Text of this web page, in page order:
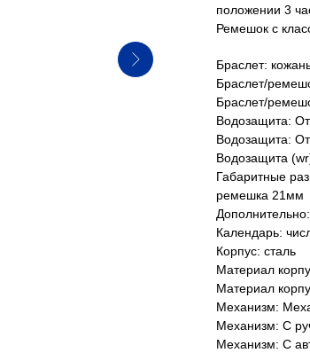
положении 3
Ремешок с
Браслет:
Браслет/
Браслет/
Водозащита:
Водозащита:
Водозащита
Габаритные
ремешка 21мм
Календарь:
Корпус: сталь
Материал
Материал
Механизм:
Механизм: С
Механизм: С